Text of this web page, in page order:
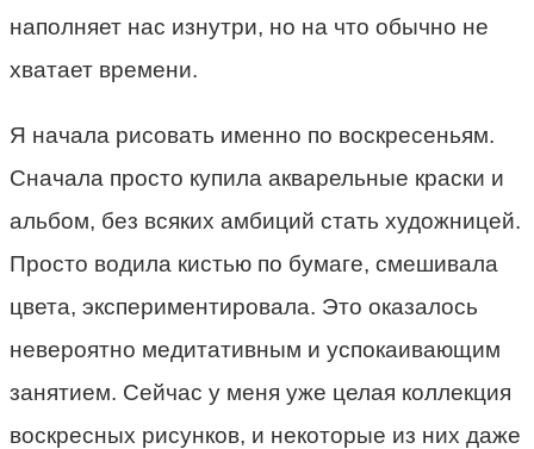
наполняет нас изнутри, но на что обычно не
хватает времени.
Я начала рисовать именно по воскресеньям.
Сначала просто купила акварельные краски и
альбом, без всяких амбиций стать художницей.
Просто водила кистью по бумаге, смешивала
цвета, экспериментировала. Это оказалось
невероятно медитативным и успокаивающим
занятием. Сейчас у меня уже целая коллекция
воскресных рисунков, и некоторые из них даже